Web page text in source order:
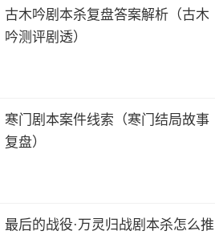
古木吟剧本杀复盘答案解析（古木
吟测评剧透）
寒门剧本案件线索（寒门结局故事
复盘）
最后的战役·万灵归战剧本杀怎么推